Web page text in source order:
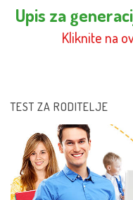
TEST ZA RODITELJE
Upis za
Kliknite na